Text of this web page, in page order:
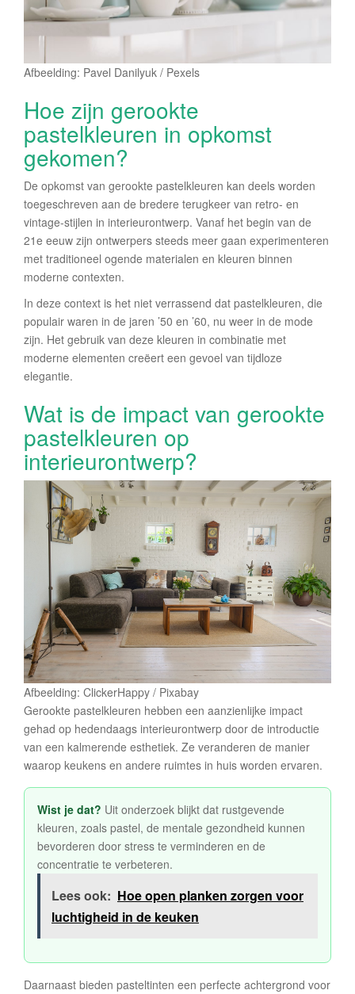
Afbeelding: Pavel Danilyuk / Pexels
Hoe zijn gerookte
pastelkleuren in opkomst
gekomen?
De opkomst van gerookte pastelkleuren kan deels worden
toegeschreven aan de bredere terugkeer van retro- en
vintage-stijlen in interieurontwerp. Vanaf het begin van de
21e eeuw zijn ontwerpers steeds meer gaan experimenteren
met traditioneel ogende materialen en kleuren binnen
moderne contexten.
In deze context is het niet verrassend dat pastelkleuren, die
populair waren in de jaren ’50 en ’60, nu weer in de mode
zijn. Het gebruik van deze kleuren in combinatie met
moderne elementen creëert een gevoel van tijdloze
elegantie.
Wat is de impact van gerookte
pastelkleuren op
interieurontwerp?
Afbeelding: ClickerHappy / Pixabay
Gerookte pastelkleuren hebben een aanzienlijke impact
gehad op hedendaags interieurontwerp door de introductie
van een kalmerende esthetiek. Ze veranderen de manier
waarop keukens en andere ruimtes in huis worden ervaren.
Wist je dat? Uit onderzoek blijkt dat rustgevende
kleuren, zoals pastel, de mentale gezondheid kunnen
bevorderen door stress te verminderen en de
concentratie te verbeteren.
Lees ook: Hoe open planken zorgen voor
luchtigheid in de keuken
Daarnaast bieden pasteltinten een perfecte achtergrond voor